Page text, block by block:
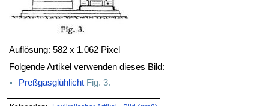
Auflösung: 582 x 1.062 Pixel
Folgende Artikel verwenden dieses Bild:
Preßgasglühlicht Fig. 3.